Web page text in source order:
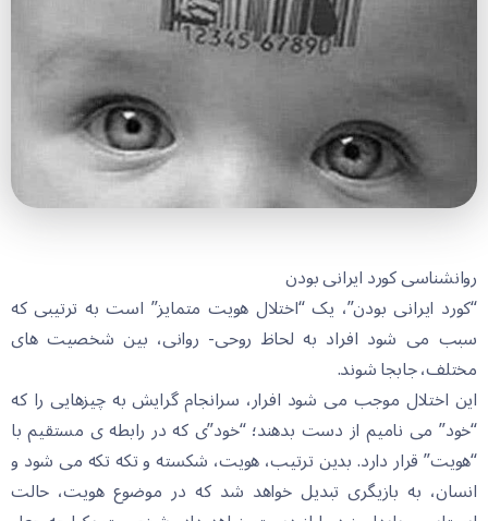
روانشناسی کورد ایرانی بودن
“کورد ایرانی بودن”، یک “اختلال هویت متمایز” است بە ترتیبی کە
سبب می شود افراد بە لحاظ روحی- روانی، بین شخصیت های
مختلف، جابجا شوند.
این اختلال موجب می شود افرار، سرانجام گرایش به چیزهایی را که
“خود” می نامیم از دست بدهند؛ “خود”ی که در رابطه ی مستقیم با
“هویت” قرار دارد. بدین ترتیب، هویت، شکسته و تکه تکه می شود و
انسان، به بازیگری تبدیل خواهد شد که در موضوع هویت، حالت